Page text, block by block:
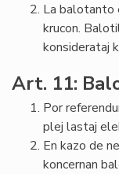
La balotanto
krucon.
konsiderataj
Art. 11:
Por
plej lastaj
En kazo de
koncernan